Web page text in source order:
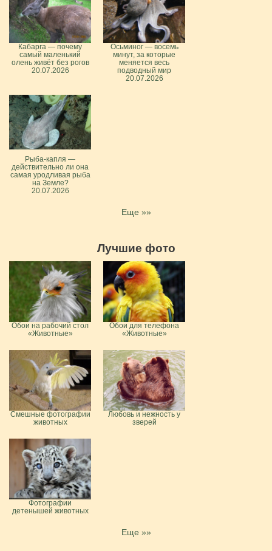
Кабарга — почему
самый маленький
олень живёт без рогов
20.07.2026
Осьминог — восемь
минут, за которые
меняется весь
подводный мир
20.07.2026
Рыба-капля —
действительно ли она
самая уродливая рыба
на Земле?
20.07.2026
Еще »»
Лучшие фото
Обои на рабочий стол
«Животные»
Обои для телефона
«Животные»
Смешные фотографии
животных
Любовь и нежность у
зверей
Фотографии
детенышей животных
Еще »»